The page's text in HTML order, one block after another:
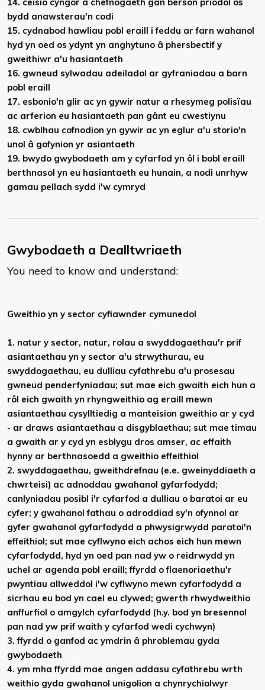
bydd anawsterau'n codi
15. cydnabod hawliau pobl eraill i feddu ar farn wahanol
hyd yn oed os ydynt yn anghytuno â phersbectif y
gweithiwr a'u hasiantaeth
16. gwneud sylwadau adeiladol ar gyfraniadau a barn
pobl eraill
17. esbonio'n glir ac yn gywir natur a rhesymeg polisïau
ac arferion eu hasiantaeth pan gânt eu cwestiynu
18. cwblhau cofnodion yn gywir ac yn eglur a'u storio'n
unol â gofynion yr asiantaeth
19. bwydo gwybodaeth am y cyfarfod yn ôl i bobl eraill
berthnasol yn eu hasiantaeth eu hunain, a nodi unrhyw
gamau pellach sydd i'w cymryd
Gwybodaeth a Dealltwriaeth
You need to know and understand:
Gweithio yn y sector cyfiawnder cymunedol
1. natur y sector, natur, rolau a swyddogaethau'r prif
asiantaethau yn y sector a'u strwythurau, eu
swyddogaethau, eu dulliau cyfathrebu a'u prosesau
gwneud penderfyniadau; sut mae eich g​waith eich hun a
rôl eich gwaith yn rhyngweithio ag eraill mewn
asiantaethau cysylltiedig a manteision gweithio ar y cyd
- ar draws asiantaethau a disgyblaethau; sut mae timau
a gwaith ar y cyd yn esblygu dros amser, ac effaith
hynny ar berthnasoedd a gweithio effeithiol
2. swyddogaethau, gweithdrefnau (e.e. gweinyddiaeth a
chwrteisi) ac adnoddau gwahanol gyfarfodydd;
canlyniadau posibl i'r cyfarfod a dulliau o baratoi ar eu
cyfer; y gwahanol fathau o adroddiad sy'n ofynnol ar
gyfer gwahanol gyfarfodydd a phwysigrwydd paratoi'n
effeithiol; sut mae cyflwyno eich achos eich hun mewn
cyfarfodydd, hyd yn oed pan nad yw o reidrwydd yn
uchel ar agenda pobl eraill; ffyrdd o flaenoriaethu'r
pwyntiau allweddol i'w cyflwyno mewn cyfarfodydd a
sicrhau eu bod yn cael eu clywed; gwerth rhwydweithio
anffurfiol o amgylch cyfarfodydd (h.y. bod yn bresennol
pan nad yw prif waith y cyfarfod wedi cychwyn)
3. ffyrdd o ganfod ac ymdrin â phroblemau gyda
gwybodaeth
4. ym mha ffyrdd mae angen addasu cyfathrebu wrth
weithio gyda gwahanol unigolion a chynrychiolwyr